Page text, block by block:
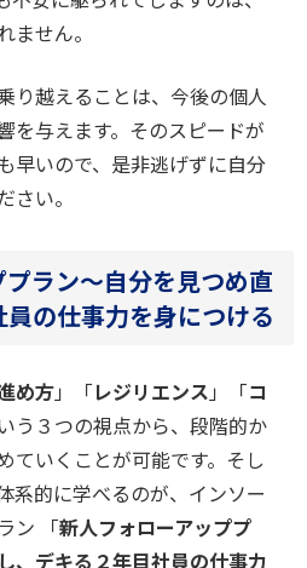
ません。
り越えることは、今後の個人
を与えます。そのスピードが
早いので、是非逃げずに自分
さい。
ラン～自分を見つめ直
の仕事力を身につける
め方」「レジリエンス 」「コ
う３つの視点から、段階的か
ていくことが可能です。そし
系的に学べるのが、インソー
ン 「新人フォローアッププ
、デキる２年目社員の仕事力